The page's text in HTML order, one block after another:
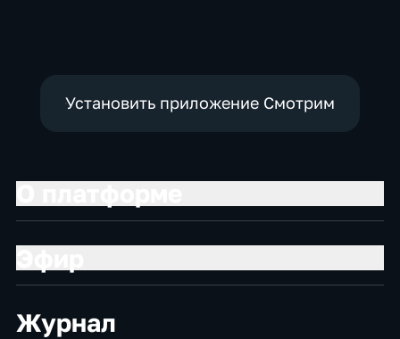
Установить приложение Смотрим
Журнал